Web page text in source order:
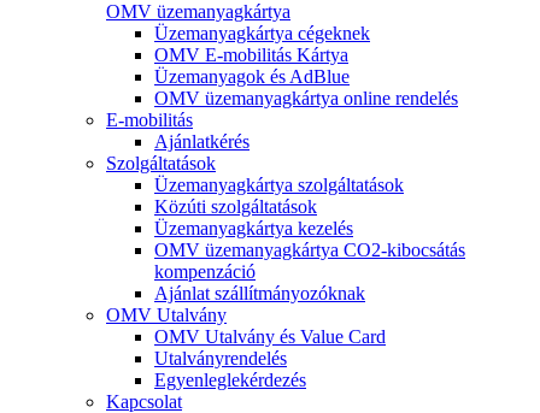
OMV üzemanyagkártya
Üzemanyagkártya cégeknek
OMV E-mobilitás Kártya
Üzemanyagok és AdBlue
OMV üzemanyagkártya online rendelés
E-mobilitás
Ajánlatkérés
Szolgáltatások
Üzemanyagkártya szolgáltatások
Közúti szolgáltatások
Üzemanyagkártya kezelés
OMV üzemanyagkártya CO2-kibocsátás
kompenzáció
Ajánlat szállítmányozóknak
OMV Utalvány
OMV Utalvány és Value Card
Utalványrendelés
Egyenleglekérdezés
Kapcsolat